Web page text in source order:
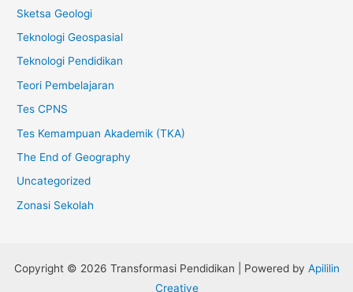
Sketsa Geologi
Teknologi Geospasial
Teknologi Pendidikan
Teori Pembelajaran
Tes CPNS
Tes Kemampuan Akademik (TKA)
The End of Geography
Uncategorized
Zonasi Sekolah
Copyright © 2026 Transformasi Pendidikan | Powered by Apililin
Creative